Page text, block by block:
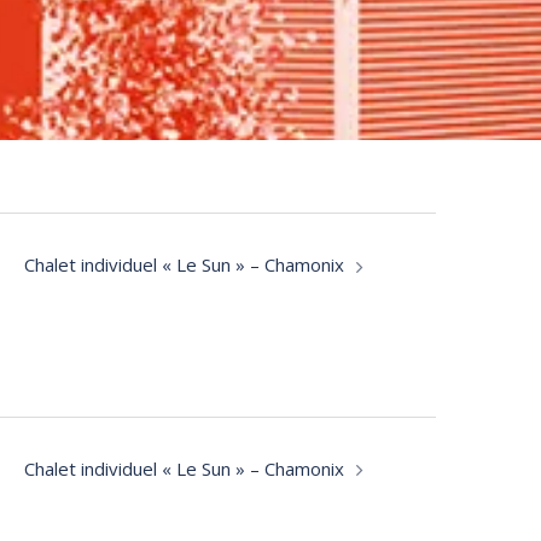
Chalet individuel « Le Sun » – Chamonix
Chalet individuel « Le Sun » – Chamonix